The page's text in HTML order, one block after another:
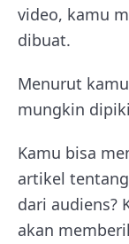
video, kamu
dibuat.
Menurut
mungkin
Kamu bisa
artikel
dari audiens?
akan